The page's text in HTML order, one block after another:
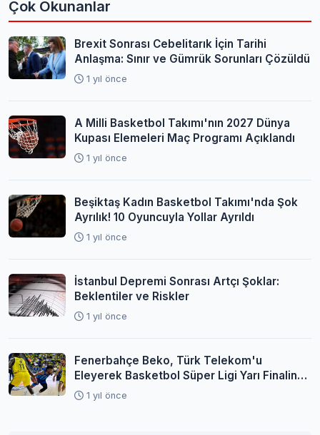
Çok Okunanlar
Brexit Sonrası Cebelitarık İçin Tarihi
Anlaşma: Sınır ve Gümrük Sorunları Çözüldü
1 yıl önce
A Milli Basketbol Takımı'nın 2027 Dünya
Kupası Elemeleri Maç Programı Açıklandı
1 yıl önce
Beşiktaş Kadın Basketbol Takımı'nda Şok
Ayrılık! 10 Oyuncuyla Yollar Ayrıldı
1 yıl önce
İstanbul Depremi Sonrası Artçı Şoklar:
Beklentiler ve Riskler
1 yıl önce
Fenerbahçe Beko, Türk Telekom'u
Eleyerek Basketbol Süper Ligi Yarı Finaline
Yükseldi
1 yıl önce